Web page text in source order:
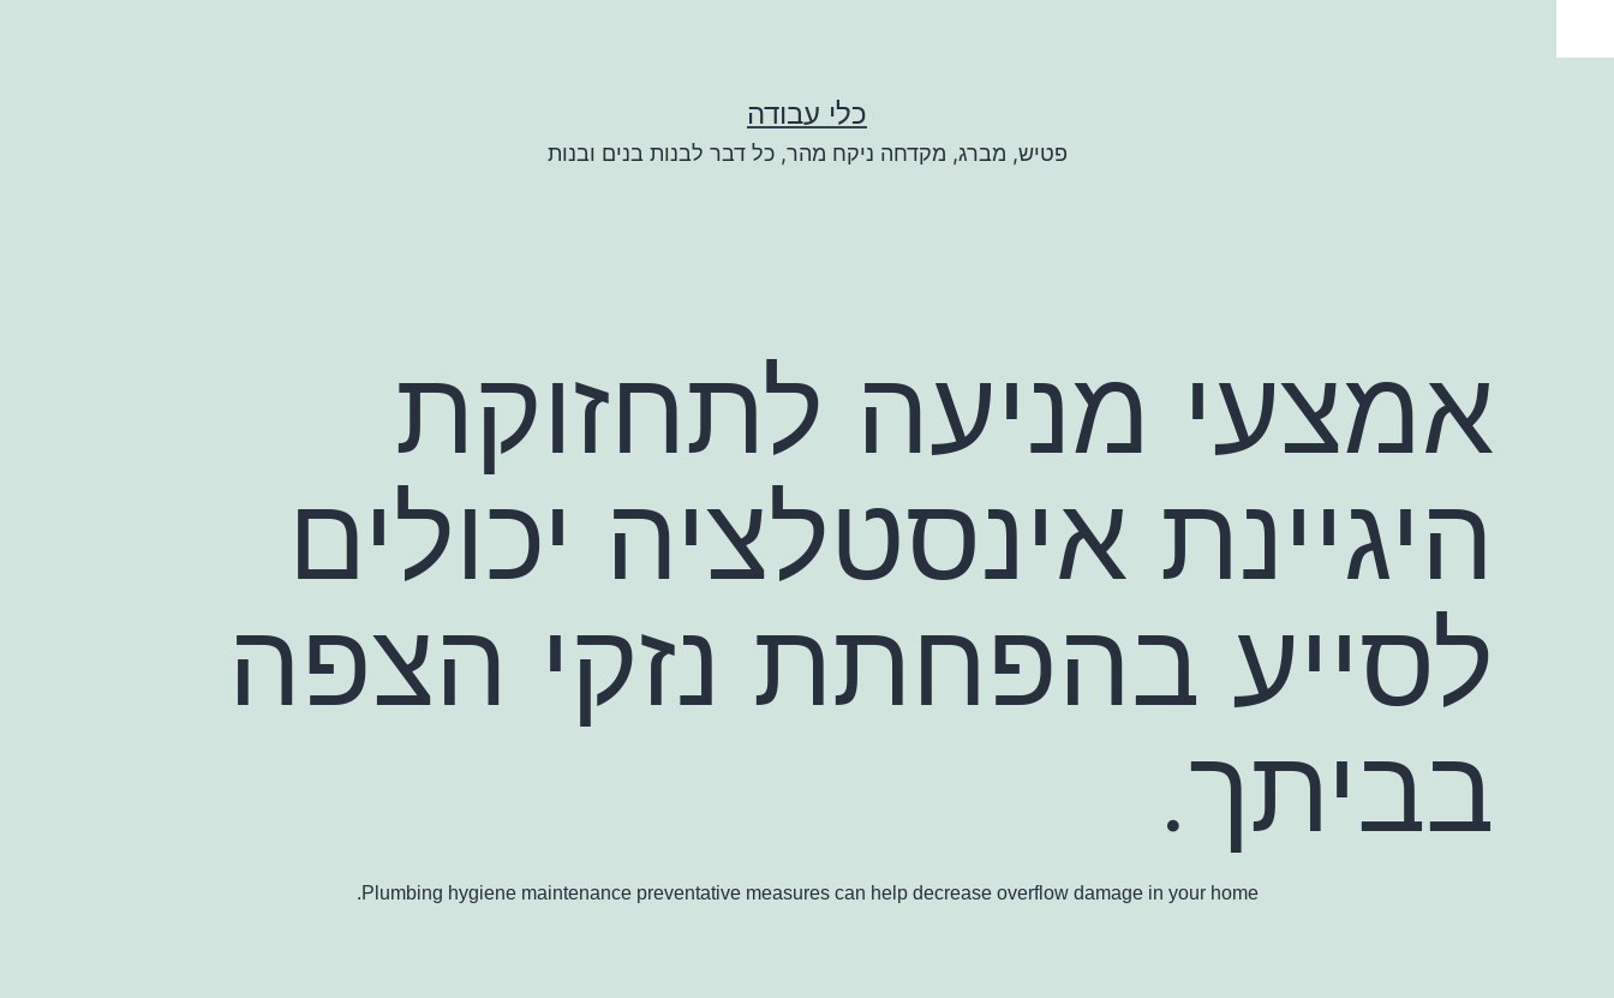
לתוכן
כלי עבודה
פטיש, מברג, מקדחה ניקח מהר, כל דבר לבנות בנים ובנות
אמצעי מניעה לתחזוקת
היגיינת אינסטלציה יכולים
לסייע בהפחתת נזקי הצפה
בביתך.
Plumbing hygiene maintenance preventative measures can help decrease overflow damage in your home.